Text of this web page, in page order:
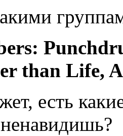
than Life,
есть